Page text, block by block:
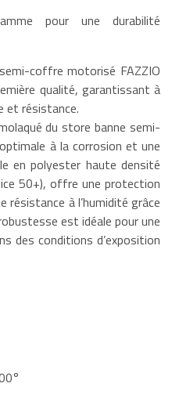
pour une durabilité
coffre motorisé FAZZIO
qualité, garantissant à
et résistance.
du store banne semi-
à la corrosion et une
en polyester haute densité
50+), offre une protection
résistance à l’humidité grâce
est idéale pour une
des conditions d’exposition